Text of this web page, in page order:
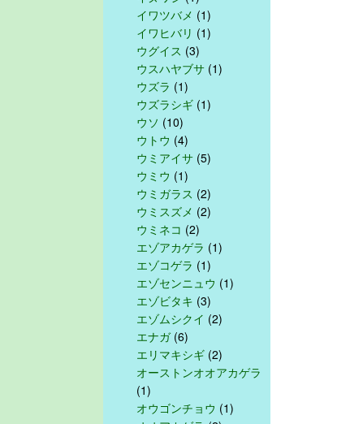
イワツバメ (1)
イワヒバリ (1)
ウグイス (3)
ウスハヤブサ (1)
ウズラ (1)
ウズラシギ (1)
ウソ (10)
ウトウ (4)
ウミアイサ (5)
ウミウ (1)
ウミガラス (2)
ウミスズメ (2)
ウミネコ (2)
エゾアカゲラ (1)
エゾコゲラ (1)
エゾセンニュウ (1)
エゾビタキ (3)
エゾムシクイ (2)
エナガ(6)
エリマキシギ (2)
オーストンオオアカゲラ
(1)
オウゴンチョウ (1)